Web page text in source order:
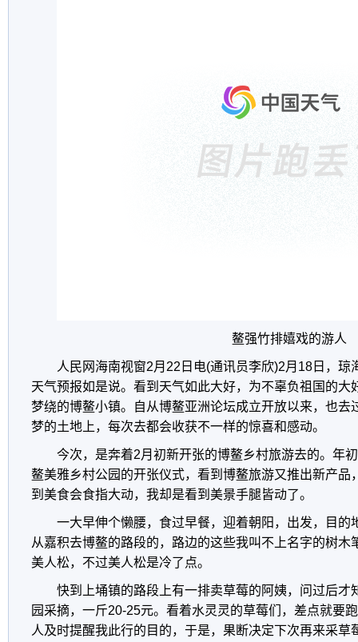
鳌强竹排嬉戏的游人
人民网海南视窗2月 22 日电(通讯员李欣)2月 18 日，琼
天气预报如是说。看到天气如此大好，为不辜负祖国的大
梦绕的博鳌小镇。自从博鳌亚洲论坛成立开放以来，也去
梦的土地上，每次去都会收获不一样的惊喜和感动。
今次，是奔着2月初新开张的博鳌乡村旅游去的。年
鳌美雅乡村公园的开张仪式，看到博鳌旅游又推出新产品
到美食会食指大动，我却是看到美景手腿皆动了。
一大早伸个懒腰，食过早餐，迎着朝阳，出发，目的
从嘉积去博鳌的路段的，路边的这些我叫不上名字的树木
美人松，不过美人松是冷了点。
快到上埇镇的路段上有一排卖草莓的阿姨，问过后才
园采摘，一斤20-25元。看着水灵灵的草莓们，差点就要
人及时提醒我此行的目的，于是，果断决定下次再来采草